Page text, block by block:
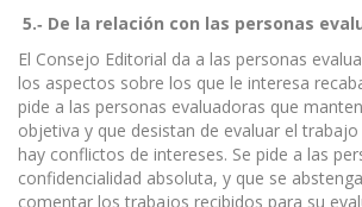
5.‐ De la relación con las personas
El Consejo Editorial da a las personas
los aspectos sobre los que le interesa
pide a las personas evaluadoras que
objetiva y que desistan de evaluar el
hay conflictos de intereses. Se pide a las
confidencialidad absoluta, y que se
comentar los trabajos recibidos para su